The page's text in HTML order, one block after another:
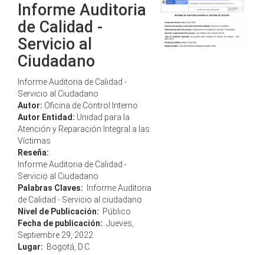
Informe Auditoria
de Calidad -
Servicio al
Ciudadano
Informe Auditoria de Calidad -
Servicio al Ciudadano
Autor: Oficina de Control Interno
Autor Entidad: Unidad para la
Atención y Reparación Integral a las
Víctimas
Reseña:
Informe Auditoria de Calidad -
Servicio al Ciudadano
Palabras Claves:
Informe Auditoria
de Calidad - Servicio al ciudadano
Nivel de Publicación: Público
Fecha de publicación: Jueves,
Septiembre 29, 2022
Lugar: Bogotá, D.C.